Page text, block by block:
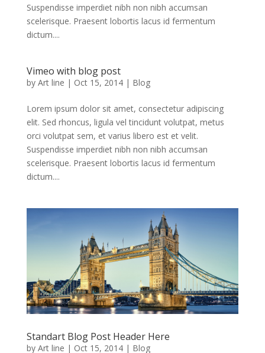
Suspendisse imperdiet nibh non nibh accumsan
scelerisque. Praesent lobortis lacus id fermentum
dictum....
Vimeo with blog post
by Art line | Oct 15, 2014| Blog
Lorem ipsum dolor sit amet, consectetur adipiscing
elit. Sed rhoncus, ligula vel tincidunt volutpat, metus
orci volutpat sem, et varius libero est et velit.
Suspendisse imperdiet nibh non nibh accumsan
scelerisque. Praesent lobortis lacus id fermentum
dictum....
Standart Blog Post Header Here
by Art line | Oct 15, 2014| Blog